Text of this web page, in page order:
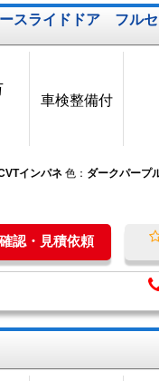
スライドドア フル
車検整備付
インパネ 色： ダークパープ
認・見積依頼